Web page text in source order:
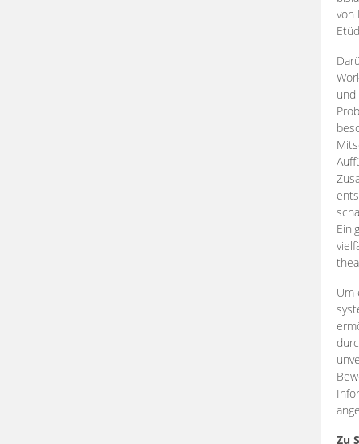
von
und
Um
Zu